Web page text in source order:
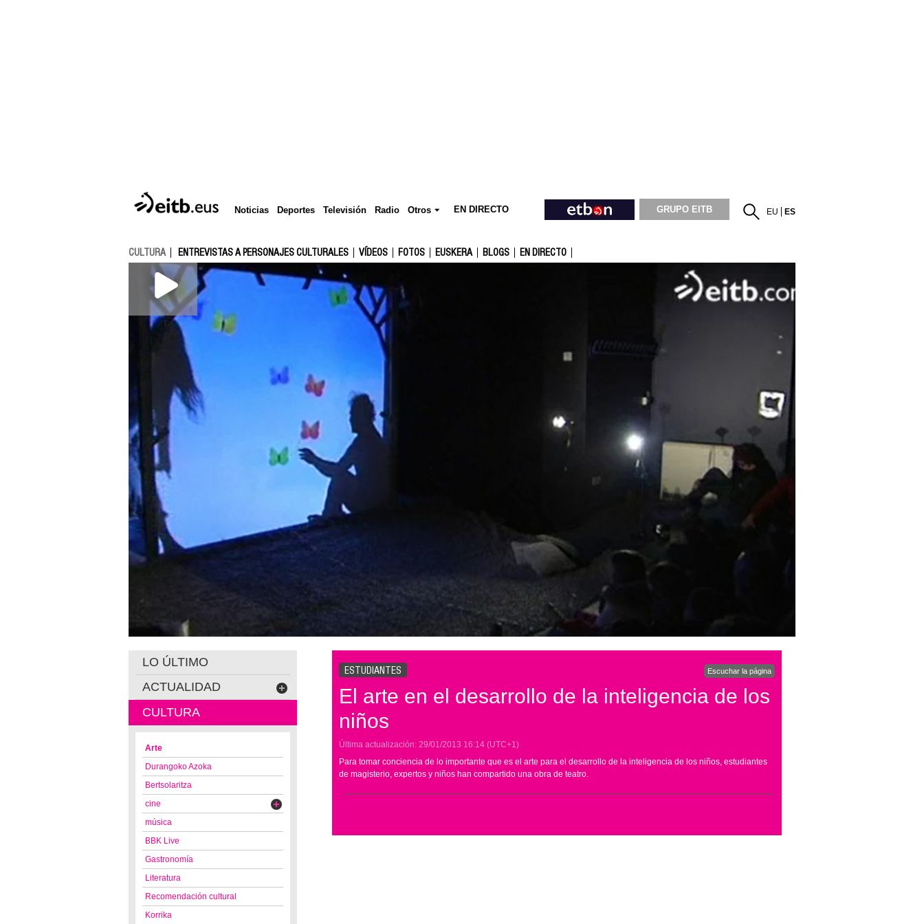
Noticias Deportes Televisión Radio Otros EN DIRECTO GRUPO EITB EU ES
CULTURA ENTREVISTAS A PERSONAJES CULTURALES VÍDEOS FOTOS EUSKERA BLOGS EN DIRECTO
ESTUDIANTES Escuchar la página
El arte en el desarrollo de la inteligencia de los
niños
Última actualización: 29/01/2013 16:14 (UTC+1)
Para tomar conciencia de lo importante que es el arte para el desarrollo de la inteligencia de los niños, estudiantes
de magisterio, expertos y niños han compartido una obra de teatro.
LO ÚLTIMO
ACTUALIDAD
CULTURA
Arte
Durangoko Azoka
Bertsolaritza
cine
música
BBK Live
Gastronomía
Literatura
Recomendación cultural
Korrika